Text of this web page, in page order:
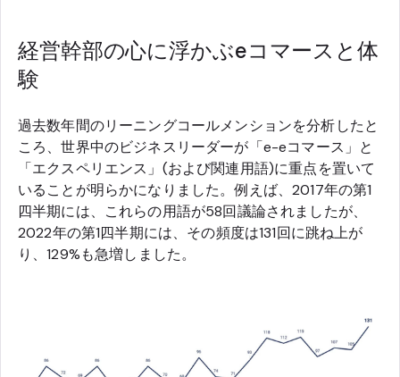
経営幹部の心に浮かぶeコマースと体
験
過去数年間のリーニングコールメンションを分析したと
ころ、世界中のビジネスリーダーが「e-eコマース」と
「エクスペリエンス」(および関連用語)に重点を置いて
いることが明らかになりました。例えば、2017年の第1
四半期には、これらの用語が58回議論されましたが、
2022年の第1四半期には、その頻度は131回に跳ね上が
り、129%も急増しました。